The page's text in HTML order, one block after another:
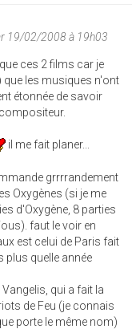
19/02/2008 à 19h03
ces 2 films car je
les musiques n'ont
étonnée de savoir
il me fait planer...
grrrrandement
Oxygènes (si je me
d'Oxygène, 8 parties
faut le voir en
est celui de Paris fait
plus quelle année
qui a fait la
de Feu (je connais
porte le même nom)